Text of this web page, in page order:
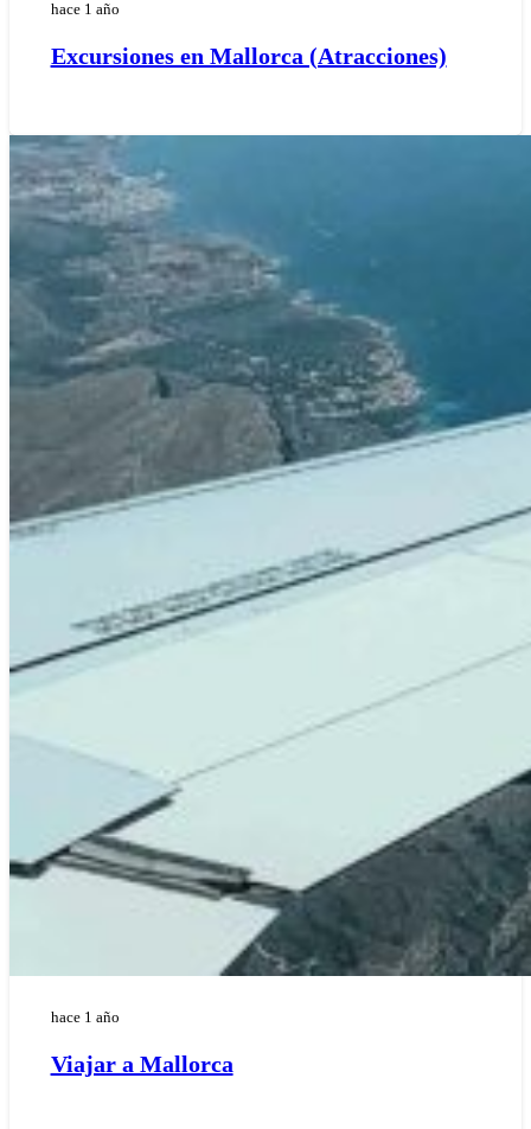
hace 1 año
Excursiones en Mallorca (Atracciones)
hace 1 año
Viajar a Mallorca